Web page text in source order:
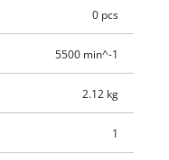
0 pcs
5500 min^-1
2.12 kg
1